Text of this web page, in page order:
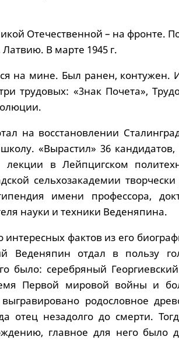
Отечественной – на фронте.
В марте 1945 г.
на мине. Был ранен, контужен.
трудовых: «3нак Почета»,
на восстановлении
«Вырастил» 36
в Лейпцигском
сельхозакадемии
имени профессора,
науки и техники Веденяпина.
интересных фактов из его
Веденяпин отдал в пользу
было: серебряный
Первой мировой войны и
родословное
отец незадолго до смерти.
главное для него было